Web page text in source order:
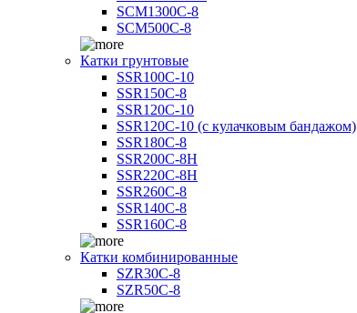
SCM1300C-8
SCM500C-8
Катки грунтовые
SSR100C-10
SSR150C-8
SSR120C-10
SSR120C-10 (с кулачковым бандажом)
SSR180C-8
SSR200C-8H
SSR220C-8H
SSR260C-8
SSR140C-8
SSR160C-8
Катки комбинированные
SZR30C-8
SZR50C-8